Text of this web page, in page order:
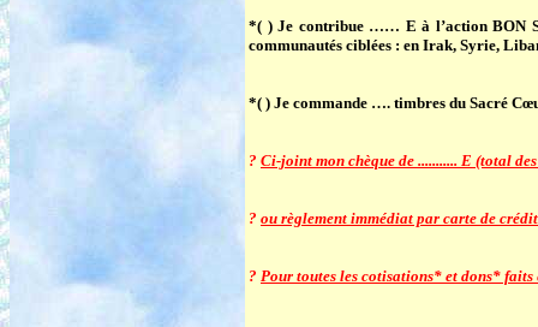
*( ) Je contribue …… Eà l’action BON
communautés ciblées : en Irak, Syrie,
*( ) Je commande …. timbres du Sacré
? Ci-joint mon chèque de ........... E (total
? ou règlement immédiat par carte de
? Pour toutes les cotisations* et dons* faits